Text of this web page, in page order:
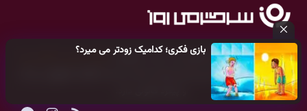
بازی فکری؛ کدامیک زودتر می میرد؟
باارزش‌ترین چیز زندگی‌تان را نشان می‌دهد
انتخاب مسیرهای کم‌هزینه‌تر
برای خانه‌دار شدن این دعا را بخوانید | دعایی کوتاه برای رسیدن به خانه‌ای
امن و پربرکت
کلیه حقوق مادی و معنوی این سایت متعلق بهپایگاه خبری سرگرمی روز
می‌باشد و هر گونه کپی‌برداری توسط دیگر سایت‌ها